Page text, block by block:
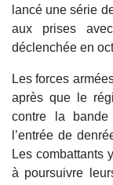
lancé une série
aux prises
déclenchée en
Les forces
après que le
contre la bande
l’entrée de
Les combattants
à poursuivre